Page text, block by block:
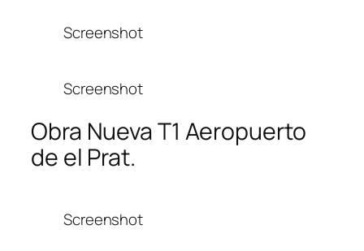
Screenshot
Screenshot
Obra Nueva T1 Aeropuerto
de el Prat.
Screenshot